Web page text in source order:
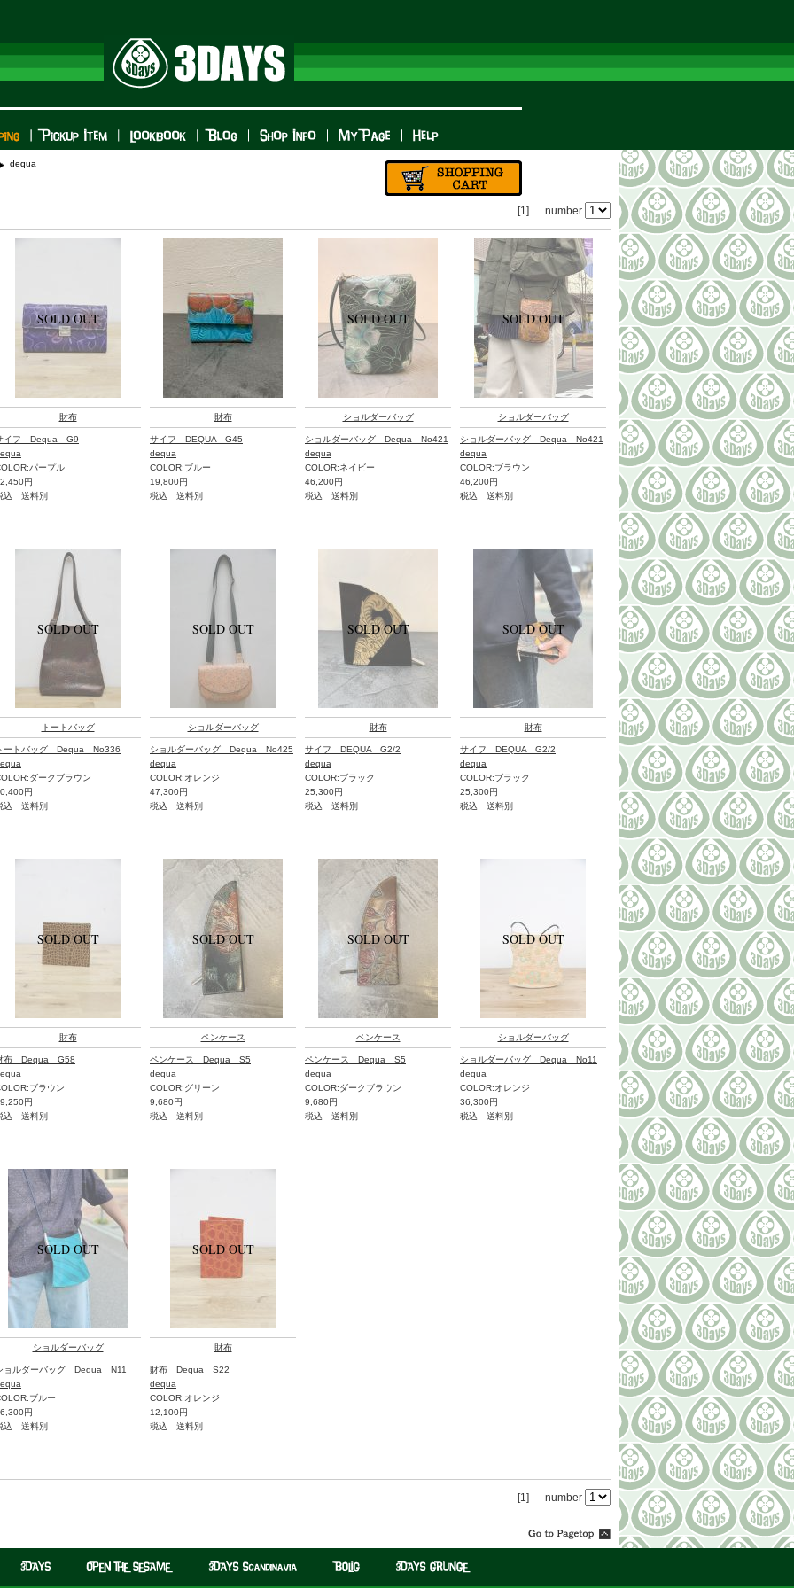
dequa
[1] number
財布
イフ Dequa G9
パープル
円
込 送料別
財布
サイフ DEQUA G45
dequa
COLOR:ブルー
19,800円
税込 送料別
ショルダーバッグ
ショルダーバッグ Dequa No421
dequa
COLOR:ネイビー
46,200円
税込 送料別
ショルダーバッグ
ショルダーバッグ Dequa No421
dequa
COLOR:ブラウン
46,200円
税込 送料別
トートバッグ
ートバッグ Dequa No336
ダークブラウン
円
込 送料別
ショルダーバッグ
ショルダーバッグ Dequa No425
dequa
COLOR:オレンジ
47,300円
税込 送料別
財布
サイフ DEQUA G2/2
dequa
COLOR:ブラック
25,300円
税込 送料別
財布
サイフ DEQUA G2/2
dequa
COLOR:ブラック
25,300円
税込 送料別
財布
布 Dequa G58
ブラウン
円
込 送料別
ペンケース
ペンケース Dequa S5
dequa
COLOR:グリーン
9,680円
税込 送料別
ペンケース
ペンケース Dequa S5
dequa
COLOR:ダークブラウン
9,680円
税込 送料別
ショルダーバッグ
ショルダーバッグ Dequa No11
dequa
COLOR:オレンジ
36,300円
税込 送料別
ショルダーバッグ
ョルダーバッグ Dequa N11
ブルー
円
込 送料別
財布
財布 Dequa S22
dequa
COLOR:オレンジ
12,100円
税込 送料別
[1] number